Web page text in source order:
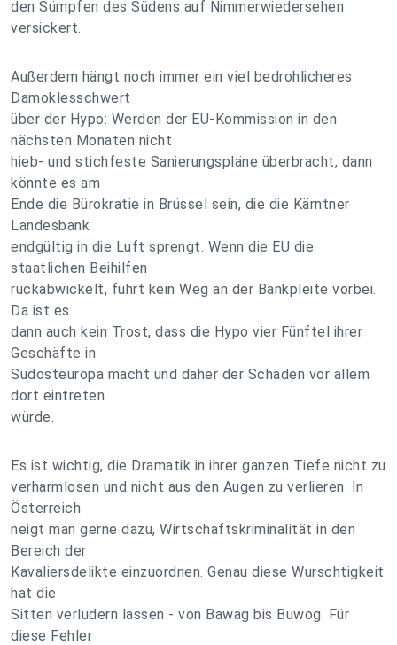
den Sümpfen des Südens auf Nimmerwiedersehen
versickert.
Außerdem hängt noch immer ein viel bedrohlicheres
Damoklesschwert
über der Hypo: Werden der EU-Kommission in den
nächsten Monaten nicht
hieb- und stichfeste Sanierungspläne überbracht, dann
könnte es am
Ende die Bürokratie in Brüssel sein, die die Kärntner
Landesbank
endgültig in die Luft sprengt. Wenn die EU die
staatlichen Beihilfen
rückabwickelt, führt kein Weg an der Bankpleite vorbei.
Da ist es
dann auch kein Trost, dass die Hypo vier Fünftel ihrer
Geschäfte in
Südosteuropa macht und daher der Schaden vor allem
dort eintreten
würde.
Es ist wichtig, die Dramatik in ihrer ganzen Tiefe nicht zu
verharmlosen und nicht aus den Augen zu verlieren. In
Österreich
neigt man gerne dazu, Wirtschaftskriminalität in den
Bereich der
Kavaliersdelikte einzuordnen. Genau diese Wurschtigkeit
hat die
Sitten verludern lassen - von Bawag bis Buwog. Für
diese Fehler